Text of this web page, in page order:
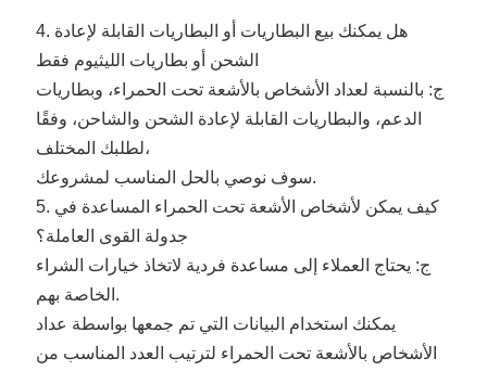
4. هل يمكنك بيع البطاريات أو البطاريات القابلة لإعادة
الشحن أو بطاريات الليثيوم فقط
ج: بالنسبة لعداد الأشخاص بالأشعة تحت الحمراء، وبطاريات
الدعم، والبطاريات القابلة لإعادة الشحن والشاحن، وفقًا
لطلبك المختلف،
سوف نوصي بالحل المناسب لمشروعك.
5. كيف يمكن لأشخاص الأشعة تحت الحمراء المساعدة في
جدولة القوى العاملة؟
ج: يحتاج العملاء إلى مساعدة فردية لاتخاذ خيارات الشراء
الخاصة بهم.
يمكنك استخدام البيانات التي تم جمعها بواسطة عداد
الأشخاص بالأشعة تحت الحمراء لترتيب العدد المناسب من